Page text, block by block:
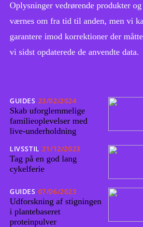
Oplysninger vedrørende produkter
værnes om fra tid til anden, men vi
garantere imod korrektioner der
vi sidst opdaterede de anvendte data.
GUIDES 23/02/2024
Skab uforglemmelige
familieoplevelser med
live-underholdning
LIVSSTIL 21/12/2023
Tag på en god lang
cykelferie
GUIDES 07/06/2023
Udforskning af stigningen
i plantebaseret
proteinpulver